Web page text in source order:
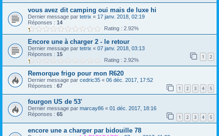
vous avez dit camping oui mais de luxe hi
Dernier message par tetrix « 17 janv. 2018, 02:19
Réponses : 14
Rating : 2.92%
Encore une à charger 2 - le retour
Dernier message par tetrix « 07 janv. 2018, 03:13
Réponses : 15 1 2
Rating : 2.92%
Remorque frigo pour mon R620
Dernier message par cedric35 « 06 déc. 2017, 17:52
Réponses : 67 1 2 3 4 5
fourgon US de 53'
Dernier message par marcay86 « 01 déc. 2017, 18:16
Réponses : 65 1 2 3 4 5
encore une a charger par bidouille 78